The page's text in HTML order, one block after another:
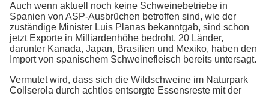
Auch wenn aktuell noch keine Schweinebetriebe in
Spanien von ASP-Ausbrüchen betroffen sind, wie der
zuständige Minister Luis Planas bekanntgab, sind schon
jetzt Exporte in Milliardenhöhe bedroht. 20 Länder,
darunter Kanada, Japan, Brasilien und Mexiko, haben den
Import von spanischem Schweinefleisch bereits untersagt.
Vermutet wird, dass sich die Wildschweine im Naturpark
Collserola durch achtlos entsorgte Essensreste mit der